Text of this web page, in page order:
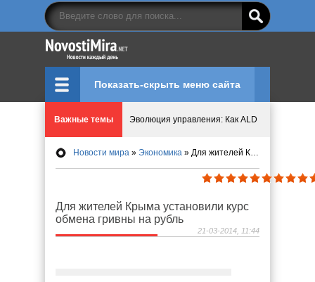
Показать-скрыть меню сайта
Важные темы
Идеи, куда сходить с детьми в парки, музеи и
Мир ярких эмоций и виртуальных
Новости мира » Экономика » Для жителей Крыма установили курс обмена гривны на рубль
Для жителей Крыма установили курс
обмена гривны на рубль
21-03-2014, 11:44